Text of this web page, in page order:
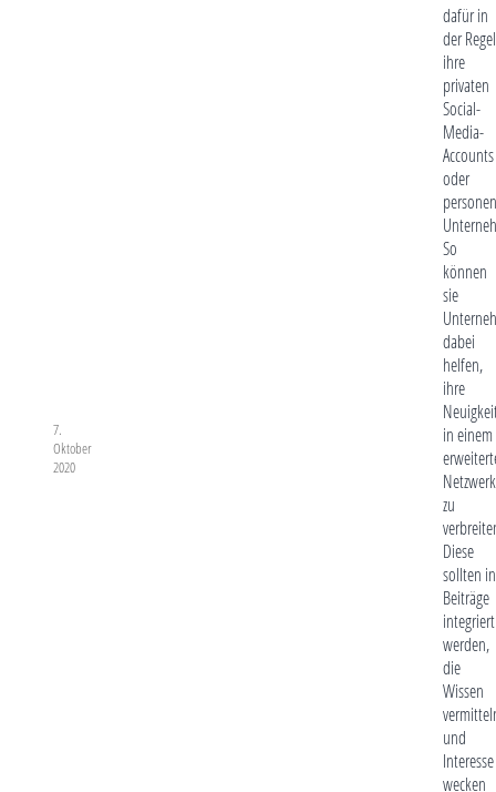
7.
Oktober
2020
dafür in
der Regel
ihre
privaten
Social-
Media-
Accounts
oder
So
können
sie
dabei
helfen,
ihre
in einem
Netzwerk
zu
Diese
sollten in
Beiträge
integriert
werden,
die
Wissen
und
Interesse
wecken